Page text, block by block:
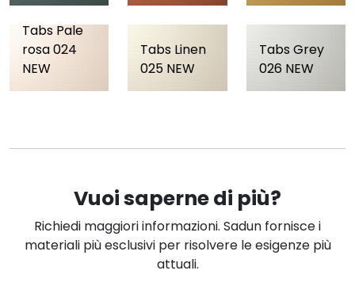
Tabs Pale
rosa 024
NEW
Tabs Linen
025 NEW
Tabs Grey
026 NEW
Vuoi saperne di più?
Richiedi maggiori informazioni. Sadun fornisce i
materiali più esclusivi per risolvere le esigenze più
attuali.